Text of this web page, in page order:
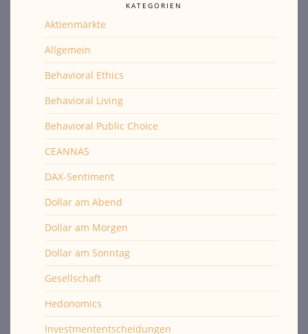
KATEGORIEN
Aktienmärkte
Allgemein
Behavioral Ethics
Behavioral Living
Behavioral Public Choice
CEANNAS
DAX-Sentiment
Dollar am Abend
Dollar am Morgen
Dollar am Sonntag
Gesellschaft
Hedonomics
Investmententscheidungen